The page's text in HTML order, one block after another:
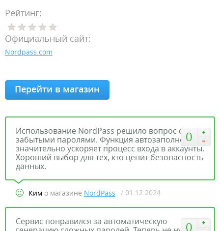
Рейтинг:
Официальный сайт:
Nordpass.com
Перейти в магазин
0
Использование NordPass решило вопрос с
забытыми паролями. Функция автозаполнения
значительно ускоряет процесс входа в аккаунты.
Хороший выбор для тех, кто ценит безопасность
данных.
Ким о магазине NordPass / 01.12.2024
0
Сервис понравился за автоматическую